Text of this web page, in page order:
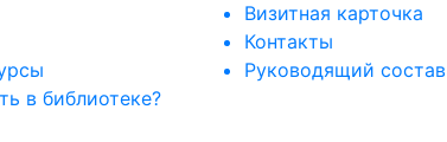
в библиотеке?
Визитная карточка
Контакты
Руководящий состав